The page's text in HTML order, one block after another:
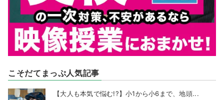
こそだてまっぷ人気記事
【大人も本気で悩む!?】小1から小6まで、地頭...